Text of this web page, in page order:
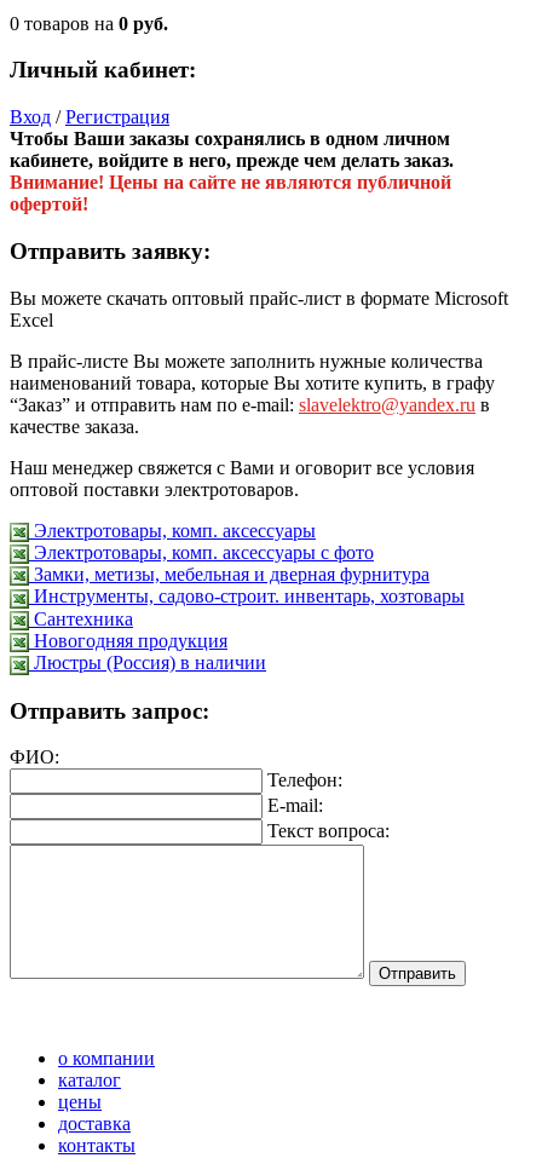
0 товаров на 0 руб.
Личный кабинет:
Вход /Регистрация
Чтобы Ваши заказы сохранялись в одном личном
кабинете, войдите в него, прежде чем делать заказ.
Внимание! Цены на сайте не являются публичной
офертой!
Отправить заявку:
Вы можете скачать оптовый прайс-лист в формате Microsoft
Excel
В прайс-листе Вы можете заполнить нужные количества
наименований товара, которые Вы хотите купить, в графу
“Заказ” и отправить нам по e-mail: slavelektro@yandex.ru в
качестве заказа.
Наш менеджер свяжется с Вами и оговорит все условия
оптовой поставки электротоваров.
Электротовары, комп. аксессуары
Электротовары, комп. аксессуары с фото
Замки, метизы, мебельная и дверная фурнитура
Инструменты, садово-строит. инвентарь, хозтовары
Сантехника
Новогодняя продукция
Люстры (Россия) в наличии
Отправить запрос:
ФИО:
Телефон:
E-mail:
Текст вопроса:
о компании
каталог
цены
доставка
контакты